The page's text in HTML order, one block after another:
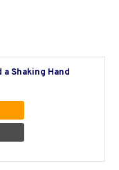
a Shaking Hand